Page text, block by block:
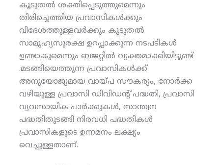
കൂടുതൽ ശക്തിപ്പെടുത്തുമെന്നും
തിരിച്ചെത്തിയ പ്രവാസികൾക്കും
വിദേശത്തുള്ളവർക്കും കൂടുതൽ
സാമൂഹ്യസുരക്ഷ ഉറപ്പാക്കുന്ന നടപടികൾ
ഉണ്ടാകുമെന്നും ബജറ്റിൽ വ്യക്തമാക്കിയിട്ടുണ്ട്
.മടങ്ങിയെത്തുന്ന പ്രവാസികൾക്ക്
അനുയോജ്യമായ വായ്പ സൗകര്യം, നോർക്ക
വഴിയുള്ള പ്രവാസി ഡിവിഡന്റ് പദ്ധതി, പ്രവാസി
വ്യവസായിക പാർക്കുകൾ, സാന്ത്വന
പദ്ധതിതുടങ്ങി നിരവധി പദ്ധതികൾ
പ്രവാസികളുടെ ഉന്നമനം ലക്ഷ്യം
വെച്ചുള്ളതാണ്.